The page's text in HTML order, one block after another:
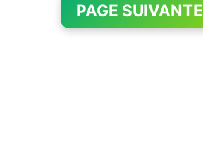
PAGE SUIVANTE